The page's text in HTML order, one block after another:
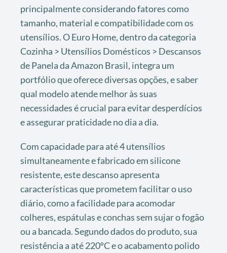
principalmente considerando fatores como
tamanho, material e compatibilidade com os
utensílios. O Euro Home, dentro da categoria
Cozinha > Utensílios Domésticos > Descansos
de Panela da Amazon Brasil, integra um
portfólio que oferece diversas opções, e saber
qual modelo atende melhor às suas
necessidades é crucial para evitar desperdícios
e assegurar praticidade no dia a dia.
Com capacidade para até 4 utensílios
simultaneamente e fabricado em silicone
resistente, este descanso apresenta
características que prometem facilitar o uso
diário, como a facilidade para acomodar
colheres, espátulas e conchas sem sujar o fogão
ou a bancada. Segundo dados do produto, sua
resistência a até 220ºC e o acabamento polido